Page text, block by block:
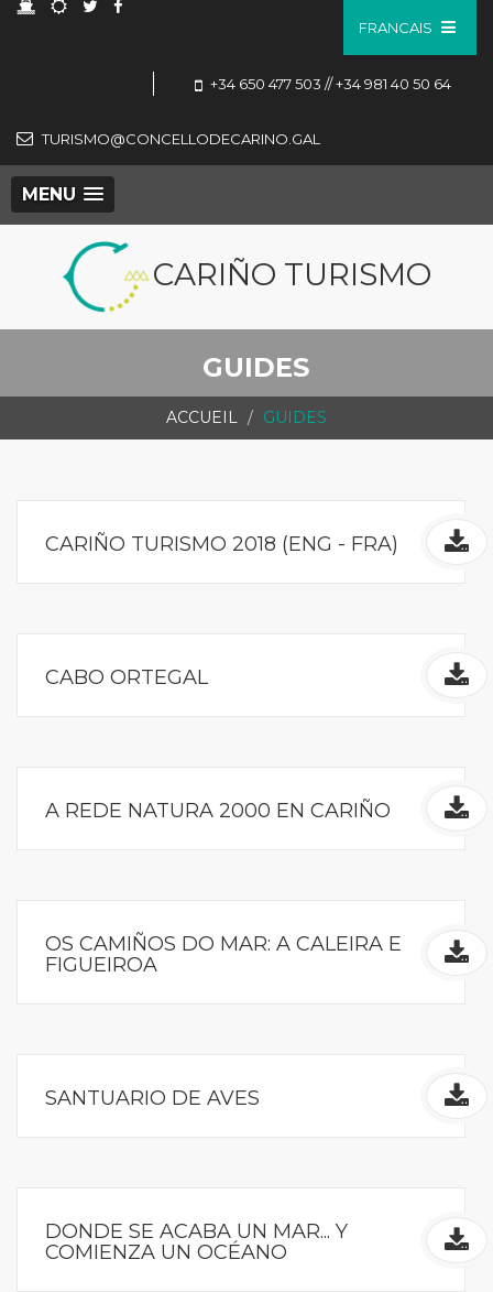
FRANCAIS
+34 650 477 503 // +34 981 40 50 64
TURISMO@CONCELLODECARINO.GAL
MENU
CARIÑO TURISMO
GUIDES
ACCUEIL GUIDES
CARIÑO TURISMO 2018 (ENG - FRA)
CABO ORTEGAL
A REDE NATURA 2000 EN CARIÑO
OS CAMIÑOS DO MAR: A CALEIRA E
FIGUEIROA
SANTUARIO DE AVES
DONDE SE ACABA UN MAR... Y
COMIENZA UN OCÉANO